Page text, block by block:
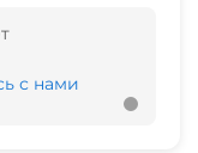
с нами